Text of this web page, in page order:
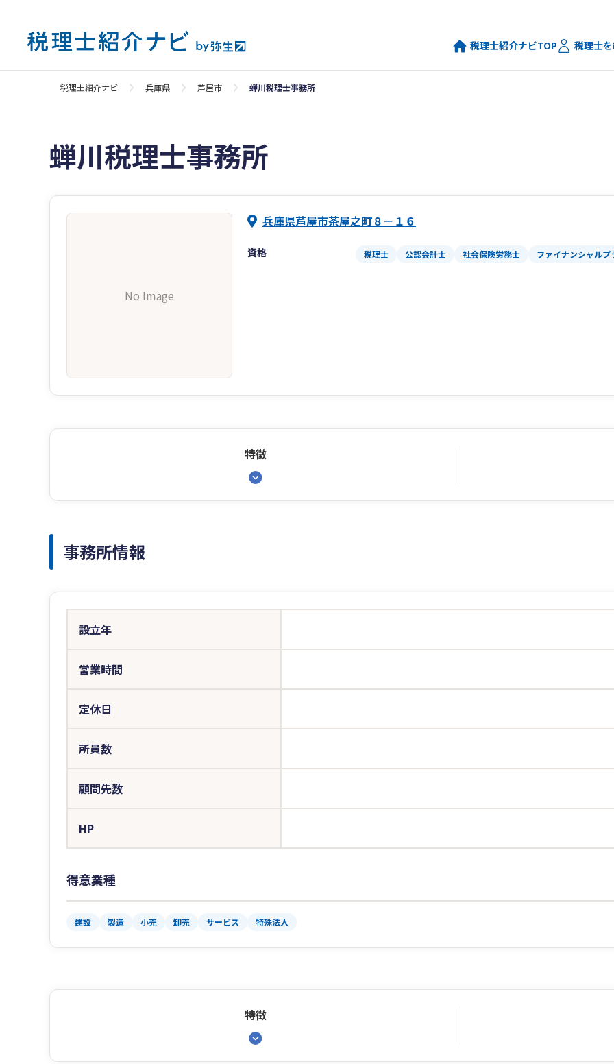
税理士紹介ナビTOP 税理士
税理士紹介ナビ 兵庫県 芦屋市 蝉川税理士事務所
蝉川税理士事務所
No Image
兵庫県芦屋市茶屋之町８－１６
資格 税理士 公認会計士 社会保険労務士 ファイナンシャルプ
特徴
事務所情報
設立年
営業時間
定休日
所員数
顧問先数
HP
得意業種
建設 製造 小売 卸売 サービス 特殊法人
特徴